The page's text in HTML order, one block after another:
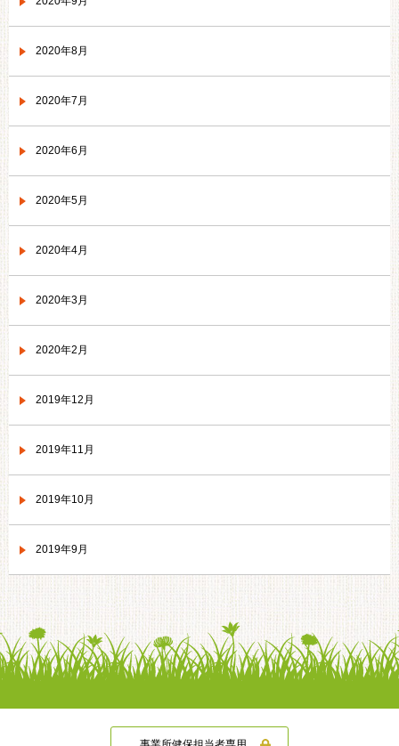
2020年8月
2020年7月
2020年6月
2020年5月
2020年4月
2020年3月
2020年2月
2019年12月
2019年11月
2019年10月
2019年9月